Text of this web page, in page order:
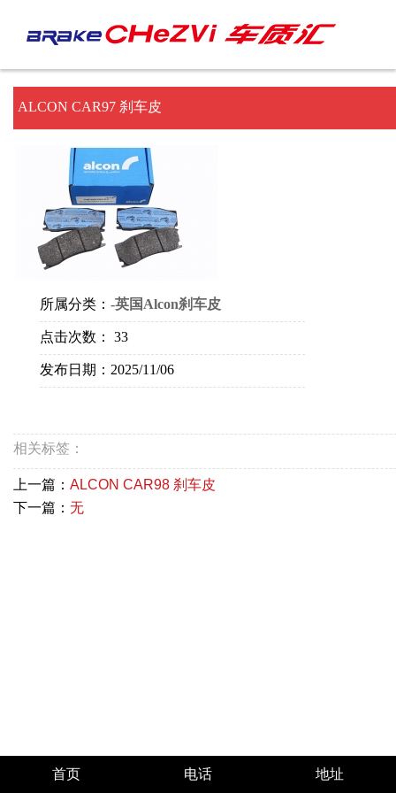
ALCON CAR97 刹车皮
所属分类： -英国Alcon刹车皮
点击次数： 33
发布日期： 2025/11/06
相关标签：
上一篇： ALCON CAR98 刹车皮
下一篇： 无
首页 电话 地址